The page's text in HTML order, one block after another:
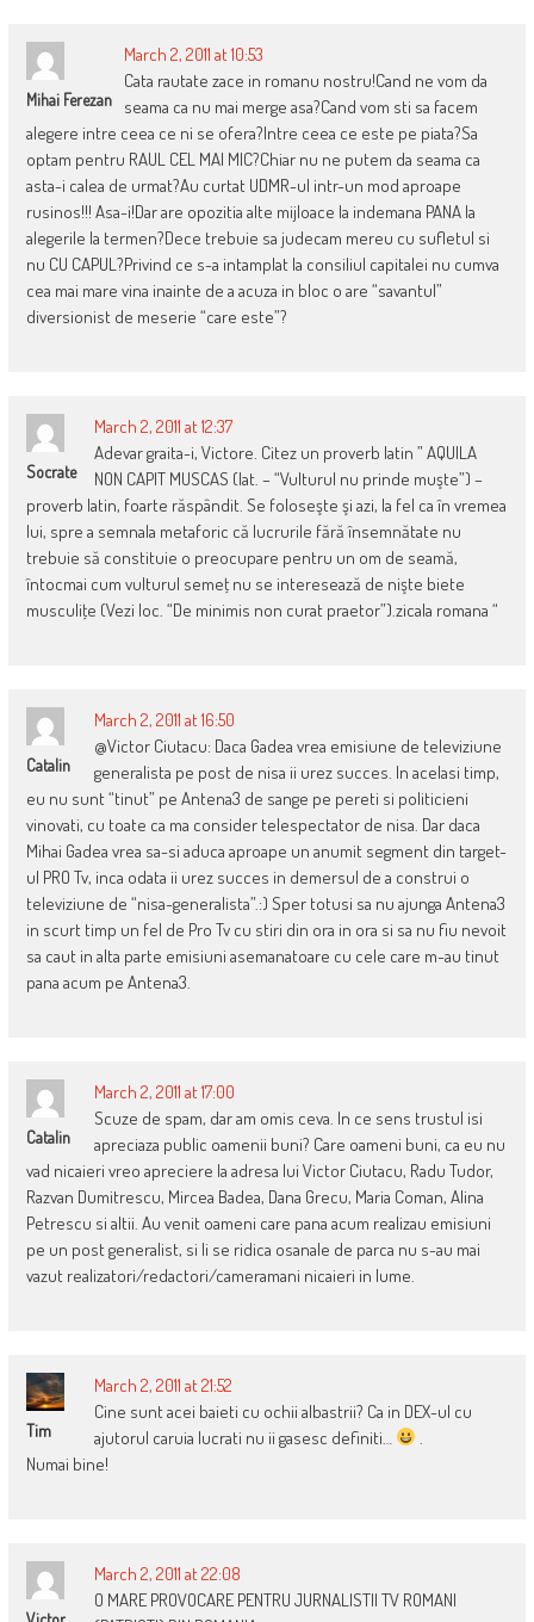
Mihai Ferezan
March 2, 2011 at 10:53
Cata rautate zace in romanu nostru!Cand ne vom da
seama ca nu mai merge asa?Cand vom sti sa facem
alegere intre ceea ce ni se ofera?Intre ceea ce este pe piata?Sa
optam pentru RAUL CEL MAI MIC?Chiar nu ne putem da seama ca
asta-i calea de urmat?Au curtat UDMR-ul intr-un mod aproape
rusinos!!! Asa-i!Dar are opozitia alte mijloace la indemana PANA la
alegerile la termen?Dece trebuie sa judecam mereu cu sufletul si
nu CU CAPUL?Privind ce s-a intamplat la consiliul capitalei nu cumva
cea mai mare vina inainte de a acuza in bloc o are “savantul”
diversionist de meserie “care este”?
Socrate
March 2, 2011 at 12:37
Adevar graita-i, Victore. Citez un proverb latin ” AQUILA
NON CAPIT MUSCAS (lat. – “Vulturul nu prinde muşte”) –
proverb latin, foarte răspândit. Se foloseşte şi azi, la fel ca în vremea
lui, spre a semnala metaforic că lucrurile fără însemnătate nu
trebuie să constituie o preocupare pentru un om de seamă,
întocmai cum vulturul semeţ nu se interesează de nişte biete
musculiţe (Vezi loc. “De minimis non curat praetor”).zicala romana “
Catalin
March 2, 2011 at 16:50
@Victor Ciutacu: Daca Gadea vrea emisiune de televiziune
generalista pe post de nisa ii urez succes. In acelasi timp,
eu nu sunt “tinut” pe Antena3 de sange pe pereti si politicieni
vinovati, cu toate ca ma consider telespectator de nisa. Dar daca
Mihai Gadea vrea sa-si aduca aproape un anumit segment din target-
ul PRO Tv, inca odata ii urez succes in demersul de a construi o
televiziune de “nisa-generalista”.:) Sper totusi sa nu ajunga Antena3
in scurt timp un fel de Pro Tv cu stiri din ora in ora si sa nu fiu nevoit
sa caut in alta parte emisiuni asemanatoare cu cele care m-au tinut
pana acum pe Antena3.
Catalin
March 2, 2011 at 17:00
Scuze de spam, dar am omis ceva. In ce sens trustul isi
apreciaza public oamenii buni? Care oameni buni, ca eu nu
vad nicaieri vreo apreciere la adresa lui Victor Ciutacu, Radu Tudor,
Razvan Dumitrescu, Mircea Badea, Dana Grecu, Maria Coman, Alina
Petrescu si altii. Au venit oameni care pana acum realizau emisiuni
pe un post generalist, si li se ridica osanale de parca nu s-au mai
vazut realizatori/redactori/cameramani nicaieri in lume.
Tim
March 2, 2011 at 21:52
Cine sunt acei baieti cu ochii albastrii? Ca in DEX-ul cu
ajutorul caruia lucrati nu ii gasesc definiti…
.
Numai bine!
March 2, 2011 at 22:08
O MARE PROVOCARE PENTRU JURNALISTII TV ROMANI